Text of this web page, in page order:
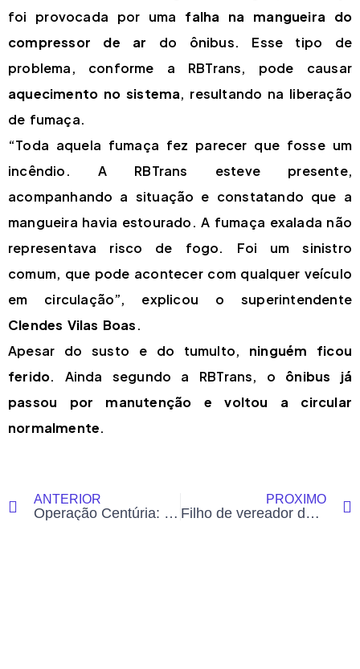
foi provocada por uma falha na mangueira do
compressor de ar do ônibus. Esse tipo de
problema, conforme a RBTrans, pode causar
aquecimento no sistema, resultando na liberação
de fumaça.
“Toda aquela fumaça fez parecer que fosse um
incêndio. A RBTrans esteve presente,
acompanhando a situação e constatando que a
mangueira havia estourado. A fumaça exalada não
representava risco de fogo. Foi um sinistro
comum, que pode acontecer com qualquer veículo
em circulação”, explicou o superintendente
Clendes Vilas Boas.
Apesar do susto e do tumulto, ninguém ficou
ferido. Ainda segundo a RBTrans, o ônibus já
passou por manutenção e voltou a circular
normalmente.
ANTERIOR
Operação Centúria: Mais de 10 pessoas são presas em ação contra tráfico de drogas e facção criminosa no Acre
PRÓXIMO
Filho de vereador de Cruzeiro do Sul é preso em operação contra tráfico e facção criminosa no Acre